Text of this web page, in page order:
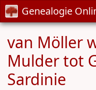
Genealogie
van Möller
Mulder tot
Sardinie